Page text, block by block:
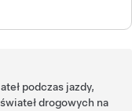
podczas jazdy,
drogowych na